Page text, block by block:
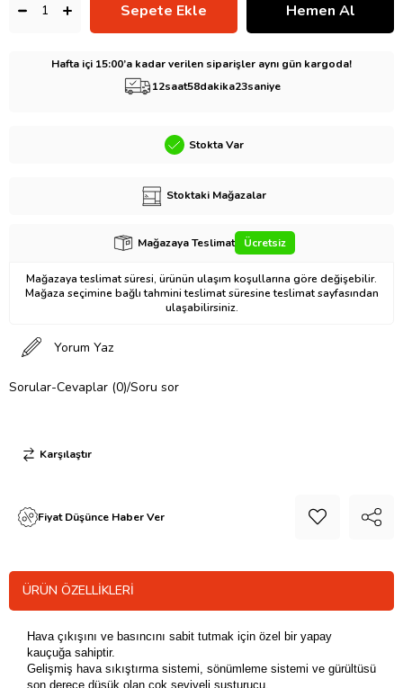
Hafta içi 15:00’a kadar verilen siparişler aynı gün kargoda!
12saat58dakika22saniye
Stokta Var
Stoktaki Mağazalar
Mağazaya Teslimat Ücretsiz
Mağazaya teslimat süresi, ürünün ulaşım koşullarına göre değişebilir.
Mağaza seçimine bağlı tahmini teslimat süresine teslimat sayfasından
ulaşabilirsiniz.
Yorum Yaz
Sorular-Cevaplar (0)/Soru sor
Karşılaştır
Fiyat Düşünce Haber Ver
ÜRÜN ÖZELLIKLERI
Hava çıkışını ve basıncını sabit tutmak için özel bir yapay
kauçuğa sahiptir.
Gelişmiş hava sıkıştırma sistemi, sönümleme sistemi ve gürültüsü
son derece düşük olan çok seviyeli susturucu.